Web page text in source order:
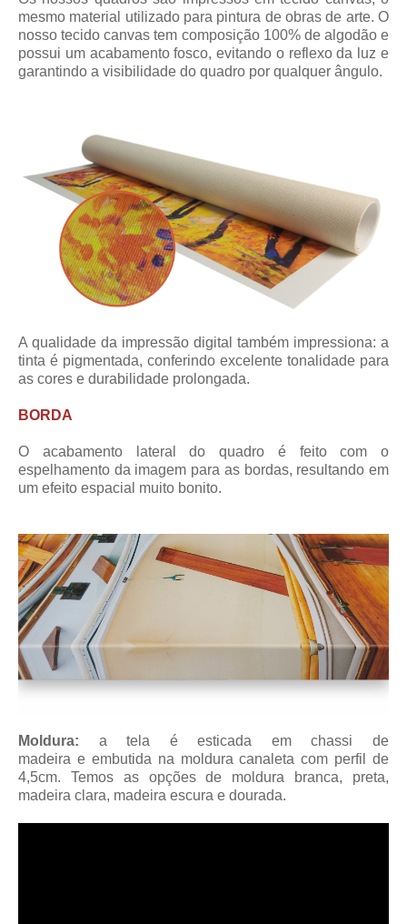
mesmo material utilizado para pintura de obras de arte. O
nosso tecido canvas tem composição 100% de algodão e
possui um acabamento fosco, evitando o reflexo da luz e
garantindo a visibilidade do quadro por qualquer ângulo.
A qualidade da impressão digital também impressiona: a
tinta é pigmentada, conferindo excelente tonalidade para
as cores e durabilidade prolongada.
BORDA
O acabamento lateral do quadro é feito com o
espelhamento da imagem para as bordas, resultando em
um efeito espacial muito bonito.
Moldura:
a tela é esticada em chassi de
madeira e embutida na moldura canaletacom perfil de
4,5cm. Temos as opções de moldura branca, preta,
madeira clara, madeira escura e dourada.